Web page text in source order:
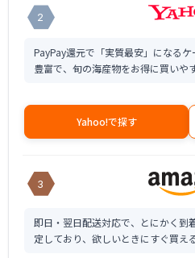
2
PayPay還元で「実質最安」になる
豊富で、旬の海産物をお得に買いや
Yahoo!で探す
3
即日・翌日配送対応で、とにかく到
定しており、欲しいときにすぐ買え